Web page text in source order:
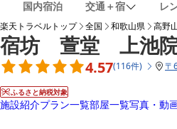
国内宿泊 交通＋宿 レ
楽天トラベルトップ 全国 和歌山県 高野
宿坊 萱堂 上池
4.57(116件) 〒
ふるさと納税対象
施設紹介プラン一覧部屋一覧写真・動